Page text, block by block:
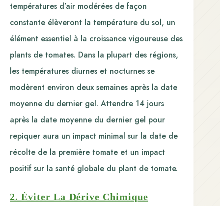
températures d’air modérées de façon
constante élèveront la température du sol, un
élément essentiel à la croissance vigoureuse des
plants de tomates. Dans la plupart des régions,
les températures diurnes et nocturnes se
modèrent environ deux semaines après la date
moyenne du dernier gel. Attendre 14 jours
après la date moyenne du dernier gel pour
repiquer aura un impact minimal sur la date de
récolte de la première tomate et un impact
positif sur la santé globale du plant de tomate.
2. Éviter La Dérive Chimique